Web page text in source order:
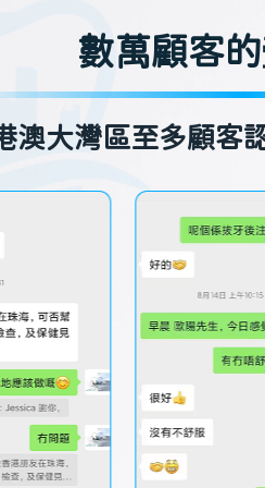
數萬顧客
澳大灣區至多顧客